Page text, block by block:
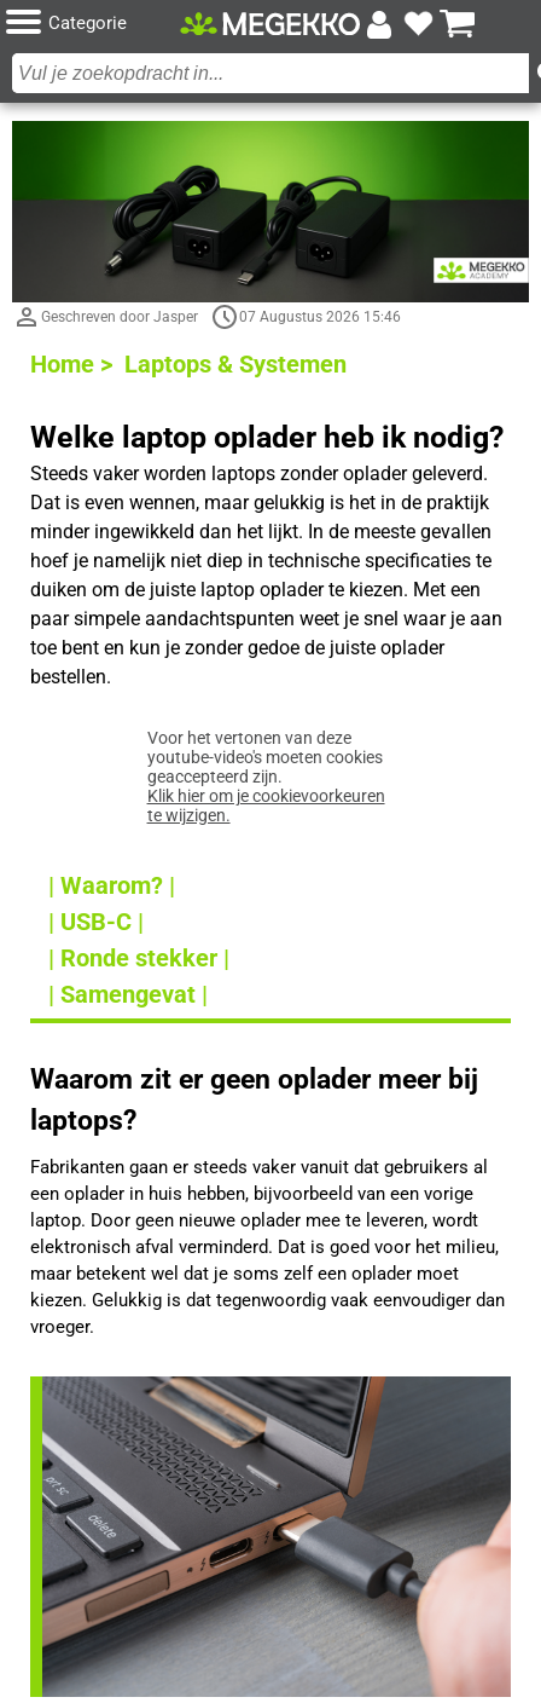
Categorie
Geschreven door Jasper 07 Augustus 2026 15:46
Home > Laptops & Systemen
Welke laptop oplader heb ik nodig?
Steeds vaker worden laptops zonder oplader geleverd.
Dat is even wennen, maar gelukkig is het in de praktijk
minder ingewikkeld dan het lijkt. In de meeste gevallen
hoef je namelijk niet diep in technische specificaties te
duiken om de juiste laptop oplader te kiezen. Met een
paar simpele aandachtspunten weet je snel waar je aan
toe bent en kun je zonder gedoe de juiste oplader
bestellen.
Voor het vertonen van deze
youtube-video's moeten cookies
geaccepteerd zijn.
Klik hier om je cookievoorkeuren
te wijzigen.
| Waarom? |
| USB-C |
| Ronde stekker |
| Samengevat |
Waarom zit er geen oplader meer bij
laptops?
Fabrikanten gaan er steeds vaker vanuit dat gebruikers al
een oplader in huis hebben, bijvoorbeeld van een vorige
laptop. Door geen nieuwe oplader mee te leveren, wordt
elektronisch afval verminderd. Dat is goed voor het milieu,
maar betekent wel dat je soms zelf een oplader moet
kiezen. Gelukkig is dat tegenwoordig vaak eenvoudiger dan
vroeger.